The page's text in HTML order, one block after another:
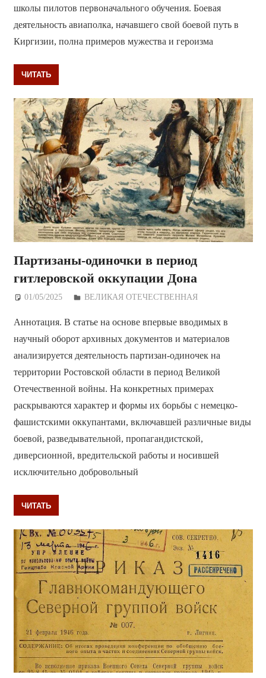
школы пилотов первоначального обучения. Боевая
деятельность авиаполка, начавшего свой боевой путь в
Киргизии, полна примеров мужества и героизма
ЧИТАТЬ
Партизаны-одиночки в период
гитлеровской оккупации Дона
01/05/2025 Дежурный по Редакции
ВЕЛИКАЯ ОТЕЧЕСТВЕННАЯ
Аннотация. В статье на основе впервые вводимых в
научный оборот архивных документов и материалов
анализируется деятельность партизан-одиночек на
территории Ростовской области в период Великой
Отечественной войны. На конкретных примерах
раскрываются характер и формы их борьбы с немецко-
фашистскими оккупантами, включавшей различные виды
боевой, разведывательной, пропагандистской,
диверсионной, вредительской работы и носившей
исключительно добровольный
ЧИТАТЬ